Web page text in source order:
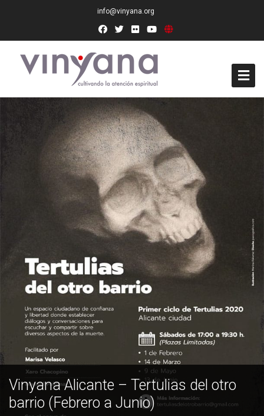
info@vinyana.org
Conócenos
Socios Fundadores
Junta Directiva
Presidencia de Honor
Socios de Número
Colaboramos con
Formaciones
Nuestra propuesta de formación
Realizadas
Vinyana Alicante – Tertulias del otro
barrio (Febrero a Junio)